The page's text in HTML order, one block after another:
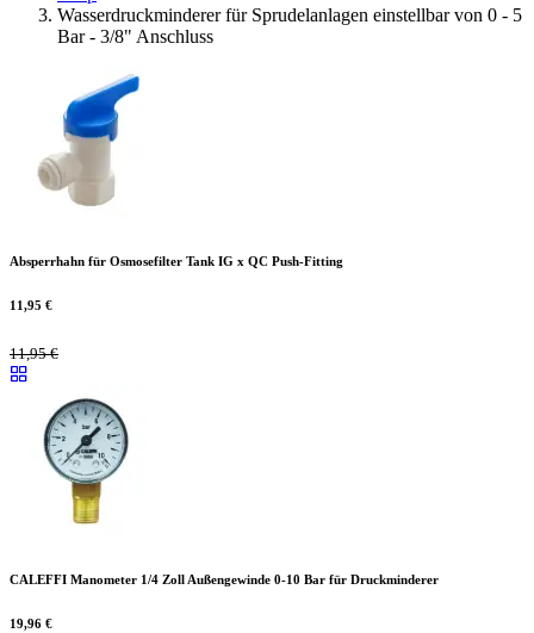
Wasserdruckminderer für Sprudelanlagen einstellbar von 0 - 5
Bar - 3/8" Anschluss
Absperrhahn für Osmosefilter Tank IG x QC Push-Fitting
11,95 €
11,95€
CALEFFI Manometer 1/4 Zoll Außengewinde 0-10 Bar für Druckminderer
19,96 €